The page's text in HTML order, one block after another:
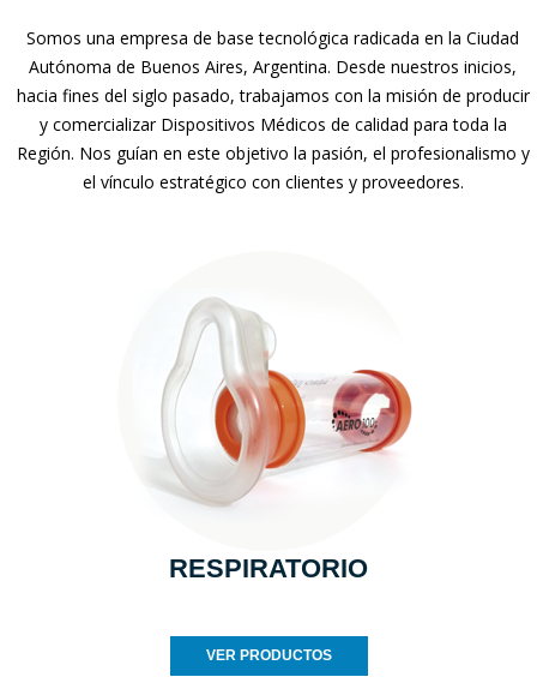
Somos una empresa de base tecnológica radicada en la Ciudad
Autónoma de Buenos Aires, Argentina. Desde nuestros inicios,
hacia fines del siglo pasado, trabajamos con la misión de producir
y comercializar Dispositivos Médicos de calidad para toda la
Región. Nos guían en este objetivo la pasión, el profesionalismo y
el vínculo estratégico con clientes y proveedores.
RESPIRATORIO
VER PRODUCTOS